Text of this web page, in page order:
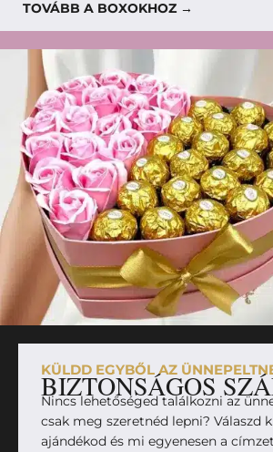
TOVÁBB A BOXOKHOZ →
KÜLDD EGYBŐL AZ
BIZTONSÁGOS
Nincs lehetőséged találkozni az
csak meg szeretnéd lepni? Válaszd
ajándékod és mi egyenesen a